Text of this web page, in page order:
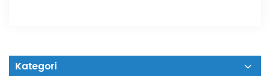
Kategori